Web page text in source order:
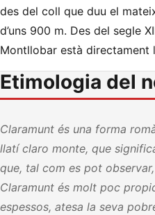
des del coll que duu el
d’uns 900 m. Des del segle
Montllobar està directament
Etimologia del
Claramunt és una forma
llatí claro monte, que
que, tal com es pot
Claramunt és molt poc
espessos, atesa la seva